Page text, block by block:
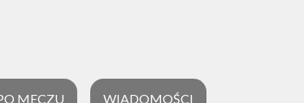
MECZU WIADOMOŚCI